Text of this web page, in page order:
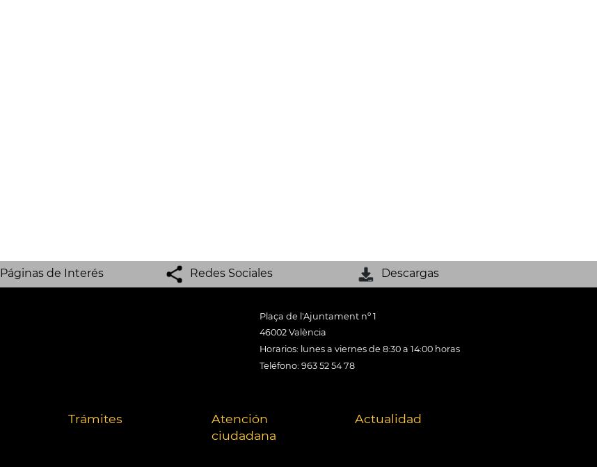
Páginas de Interés Redes Sociales Descargas
Plaça de l'Ajuntament nº 1
46002 València
Horarios: lunes a viernes de 8:30 a 14:00 horas
Teléfono: 963 52 54 78
Trámites
Atención
ciudadana
Actualidad